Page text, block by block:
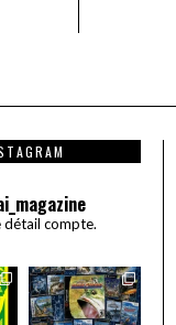
détail compte.